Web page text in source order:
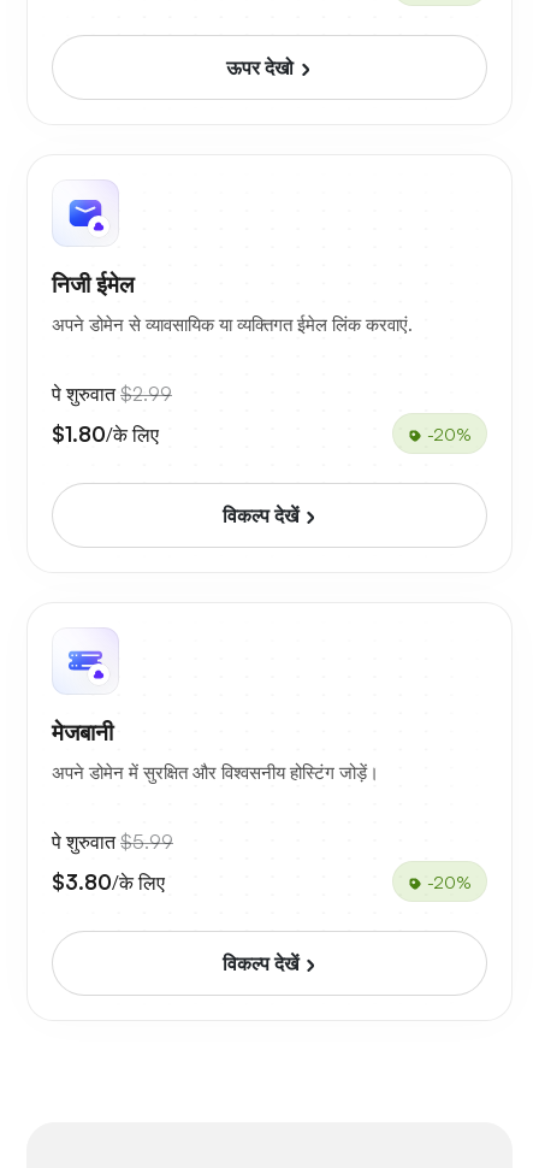
ऊपर देखो
निजी ईमेल
अपने डोमेन से व्यावसायिक या व्यक्तिगत ईमेल लिंक करवाएं.
पे शुरुवात$2.99
$1.80/के लिए -20%
विकल्प देखें
मेजबानी
अपने डोमेन में सुरक्षित और विश्वसनीय होस्टिंग जोड़ें।
पे शुरुवात$5.99
$3.80/के लिए -20%
विकल्प देखें